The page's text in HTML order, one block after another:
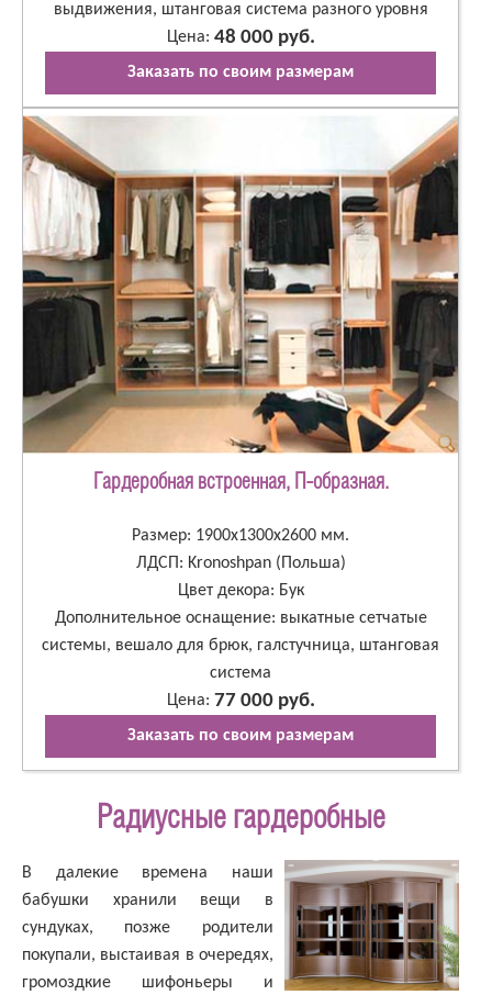
выдвижения, штанговая система разного уровня
Цена: 48 000 руб.
Заказать по своим размерам
Гардеробная встроенная, П-образная.
Размер: 1900х1300х2600 мм.
ЛДСП: Kronoshpan (Польша)
Цвет декора: Бук
Дополнительное оснащение: выкатные сетчатые
системы, вешало для брюк, галстучница, штанговая
система
Цена: 77 000 руб.
Заказать по своим размерам
Радиусные гардеробные
В далекие времена наши
бабушки хранили вещи в
сундуках, позже родители
покупали, выстаивая в очередях,
громоздкие шифоньеры и